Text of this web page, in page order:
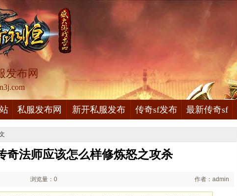
发布网
私服发布网 新开私服发布 传奇sf发布 最新传奇sf
奇法师应该怎么样修炼怒之攻杀
浏览量：0 作者：admin